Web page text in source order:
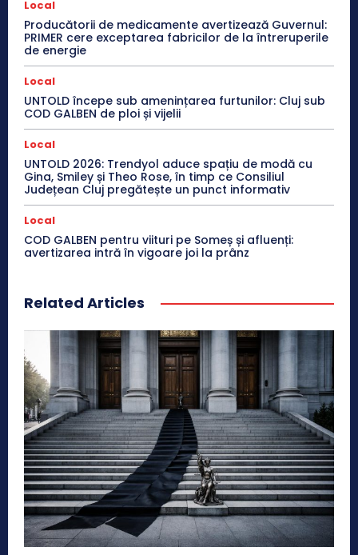
Local
Producătorii de medicamente avertizează Guvernul:
PRIMER cere exceptarea fabricilor de la întreruperile
de energie
Local
UNTOLD începe sub amenințarea furtunilor: Cluj sub
COD GALBEN de ploi și vijelii
Local
UNTOLD 2026: Trendyol aduce spațiu de modă cu
Gina, Smiley și Theo Rose, în timp ce Consiliul
Județean Cluj pregătește un punct informativ
Local
COD GALBEN pentru viituri pe Someș și afluenți:
avertizarea intră în vigoare joi la prânz
Related Articles